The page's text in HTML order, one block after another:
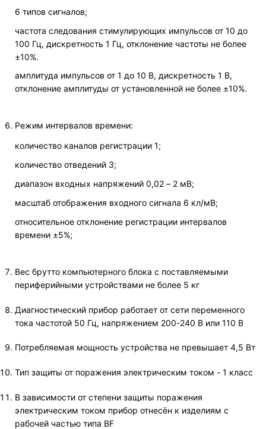
6 типов сигналов;
частота следования стимулирующих импульсов от 10 до
100 Гц, дискретность 1 Гц, отклонение частоты не более
±10%.
амплитуда импульсов от 1 до 10 В, дискретность 1 В,
отклонение амплитуды от установленной не более ±10%.
Режим интервалов времени:
количество каналов регистрации 1;
количество отведений 3;
диапазон входных напряжений 0,02 – 2 мВ;
масштаб отображения входного сигнала 6 кл/мВ;
относительное отклонение регистрации интервалов
времени ±5%;
Вес брутто компьютерного блока с поставляемыми
периферийными устройствами не более 5 кг
Диагностический прибор работает от сети переменного
тока частотой 50 Гц, напряжением 200-240 В или 110 В
Потребляемая мощность устройства не превышает 4,5 Вт
Тип защиты от поражения электрическим током - 1 класс
В зависимости от степени защиты поражения
электрическим током прибор отнесён к изделиям с
рабочей частью типа ВF